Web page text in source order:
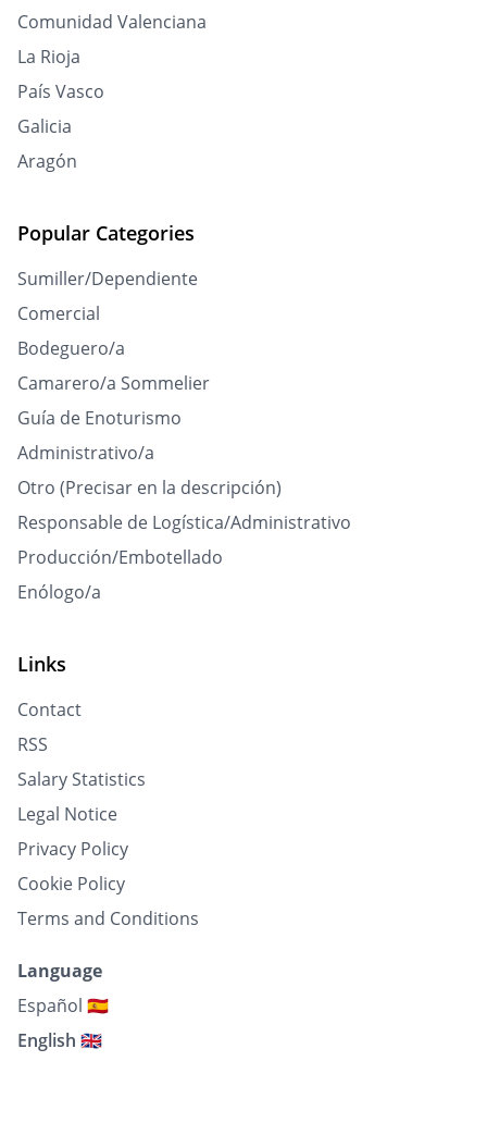
Comunidad Valenciana
La Rioja
País Vasco
Galicia
Aragón
Popular Categories
Sumiller/Dependiente
Comercial
Bodeguero/a
Camarero/a Sommelier
Guía de Enoturismo
Administrativo/a
Otro (Precisar en la descripción)
Responsable de Logística/Administrativo
Producción/Embotellado
Enólogo/a
Links
Contact
RSS
Salary Statistics
Legal Notice
Privacy Policy
Cookie Policy
Terms and Conditions
Language
Español 🇪🇸
English 🇬🇧